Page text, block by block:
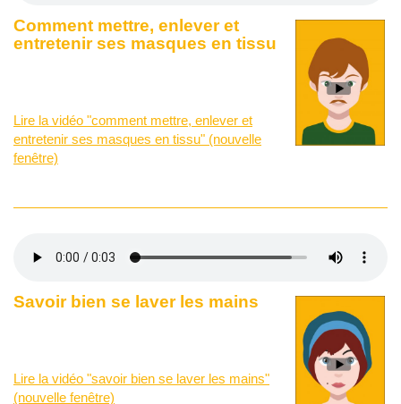
Comment mettre, enlever et
entretenir ses masques en tissu
Lire la vidéo "comment mettre, enlever et
entretenir ses masques en tissu" (nouvelle
fenêtre)
Savoir bien se laver les mains
Lire la vidéo "savoir bien se laver les mains"
(nouvelle fenêtre)